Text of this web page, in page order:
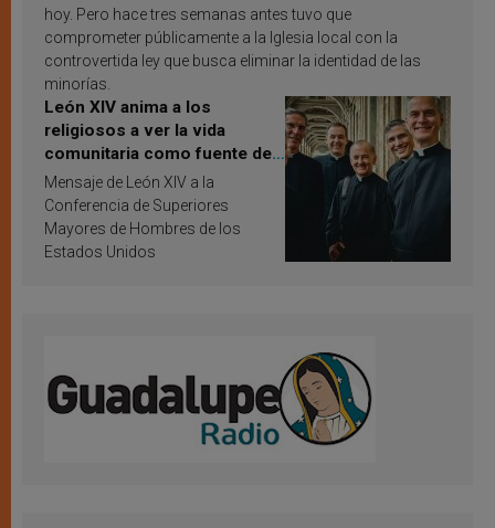
hoy. Pero hace tres semanas antes tuvo que
comprometer públicamente a la Iglesia local con la
controvertida ley que busca eliminar la identidad de las
minorías.
León XIV anima a los
religiosos a ver la vida
comunitaria como fuente de
inspiración y santificación
Mensaje de León XIV a la
Conferencia de Superiores
Mayores de Hombres de los
Estados Unidos